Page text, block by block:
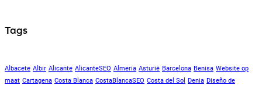
Tags
Albacete Albir Alicante AlicanteSEO Almeria Asturië Barcelona Benisa Website op
maat Cartagena Costa Blanca CostaBlancaSEO Costa del Sol Denia Diseño de